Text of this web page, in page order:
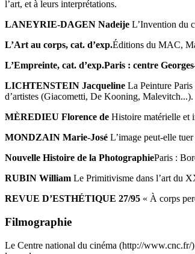
l’art, et à leurs interprétations.
LANEYRIE-DAGEN Nadeije L’Invention du
L’Art au corps, cat. d’exp.Éditions du MAC,
L’Empreinte, cat. d’exp.Paris : centre
LICHTENSTEIN Jacqueline La Peinture
d’artistes (Giacometti, De Kooning, Malevitch...).
MÈREDIEU Florence de Histoire matérielle et
MONDZAIN Marie-José L’image peut-elle
Nouvelle Histoire de la PhotographieParis :
RUBIN William Le Primitivisme dans l’art du
REVUE D’ESTHÉTIQUE 27/95 « À corps
Filmographie
Le Centre national du cinéma (http://www.cnc.fr/